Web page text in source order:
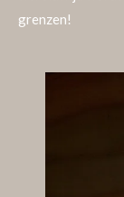
grenzen!